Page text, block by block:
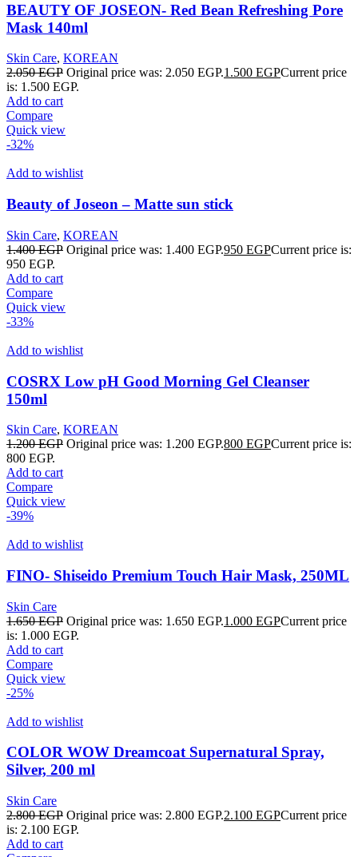
BEAUTY OF JOSEON- Red Bean Refreshing Pore
Mask 140ml
Skin Care, KOREAN
2.050EGP Original price was: 2.050 EGP.1.500 EGPCurrent price
is: 1.500 EGP.
Add to cart
Compare
Quick view
-32%
Add to wishlist
Beauty of Joseon – Matte sun stick
Skin Care, KOREAN
1.400EGP Original price was: 1.400 EGP.950 EGPCurrent price is:
950 EGP.
Add to cart
Compare
Quick view
-33%
Add to wishlist
COSRX Low pH Good Morning Gel Cleanser
150ml
Skin Care, KOREAN
1.200EGP Original price was: 1.200 EGP.800 EGPCurrent price is:
800 EGP.
Add to cart
Compare
Quick view
-39%
Add to wishlist
FINO- Shiseido Premium Touch Hair Mask, 250ML
Skin Care
1.650EGP Original price was: 1.650 EGP.1.000 EGPCurrent price
is: 1.000 EGP.
Add to cart
Compare
Quick view
-25%
Add to wishlist
COLOR WOW Dreamcoat Supernatural Spray,
Silver, 200 ml
Skin Care
2.800EGP Original price was: 2.800 EGP.2.100 EGPCurrent price
is: 2.100 EGP.
Add to cart